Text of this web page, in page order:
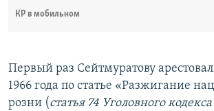
КР в мобильном
Первый раз Сейтмуратову
1966 года по статье «Разжигание
розни (статья 74 Уголовного